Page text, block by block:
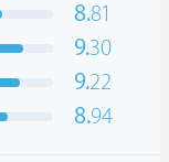
8.81
9.30
9.22
8.94